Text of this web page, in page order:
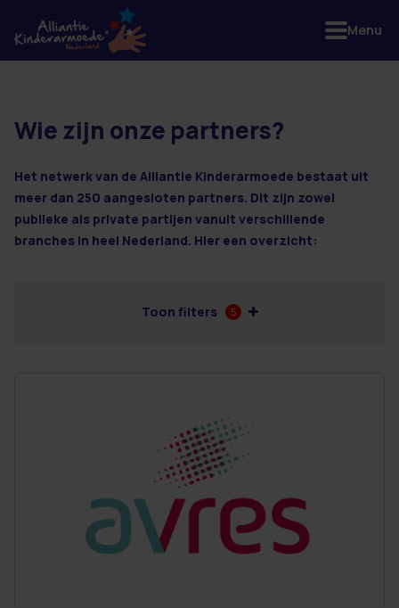
22 resultaten
Wie zijn onze partners?
Het netwerk van de Alliantie Kinderarmoede bestaat uit
meer dan 250 aangesloten partners. Dit zijn zowel
publieke als private partijen vanuit verschillende
branches in heel Nederland. Hier een overzicht:
Toon filters 5
Menu